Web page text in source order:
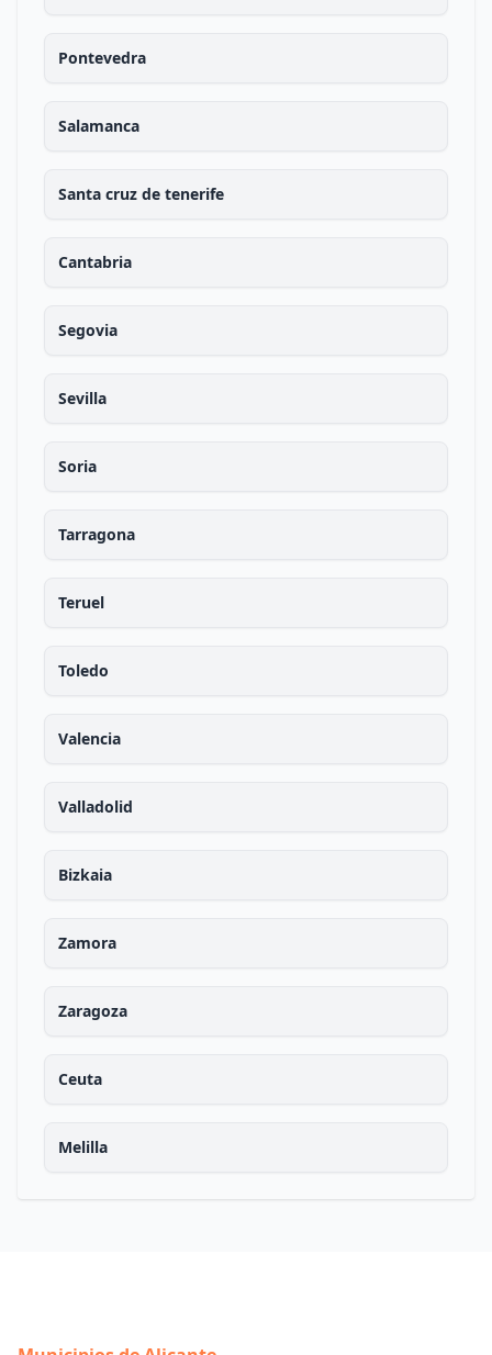
Pontevedra
Salamanca
Santa cruz de tenerife
Cantabria
Segovia
Sevilla
Soria
Tarragona
Teruel
Toledo
Valencia
Valladolid
Bizkaia
Zamora
Zaragoza
Ceuta
Melilla